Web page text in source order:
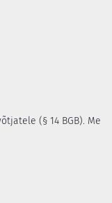
(§ 14 BGB). Me